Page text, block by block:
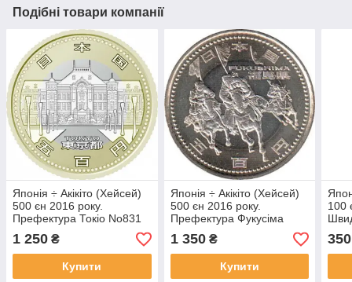
Подібні товари компанії
Японія ÷ Акікіто (Хейсей)
500 єн 2016 року.
Префектура Токіо No831
1 250 ₴
Купити
Японія ÷ Акікіто (Хейсей)
500 єн 2016 року.
Префектура Фукусіма
No382
1 350₴
Купити
100
350